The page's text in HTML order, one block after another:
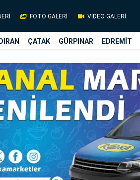
FOTO GALERİ VİDEO GALERİ
ÇATAK GÜRPINAR EDREMİT